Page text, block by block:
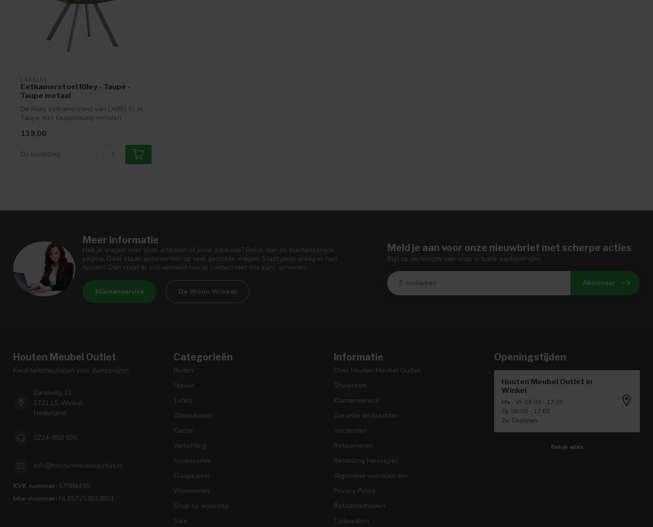
LABEL51
Eetkamerstoel Riley - Taupe -
Taupe metaal
De Riley eetkamerstoel van LABEL51 in
Taupe met taupekleurig metalen
139,00
Op bestelling
Meer informatie
Heb je vragen over onze artikelen of jouw aankoop? Bekijk dan de klantenservice
pagina. Daar staan antwoorden op veel gestelde vragen. Staat jouw vraag er niet
tussen? Dan staat er ook vermeld hoe je contact met ons kunt opnemen.
Klantenservice De Woon Winkel
Meld je aan voor onze nieuwbrief met scherpe acties
Blijf op de hoogte van onze actuele aanbiedingen
Abonneer
Houten Meubel Outlet
Kwaliteitsmeubelen voor dumpprijzen
Zandwilg 21
1731 LS Winkel
Nederland
0224-850 926
info@houtenmeubeloutlet.nl
KVK nummer: 67984495
btw-nummer: NL857253633B01
Categorieën
Buiten
Nieuw!
Tafels
Zitmeubelen
Kasten
Verlichting
Accessoires
Slaapkamer
Woonseries
Shop op woonstijl
Sale
Informatie
Over Houten Meubel Outlet
Showroom
Klantenservice
Garantie en klachten
Verzenden
Retourneren
Bestelling herroepen
Algemene voorwaarden
Privacy Policy
Betaalmethoden
Cadeaubon
Openingstijden
Houten Meubel Outlet in
Winkel
Ma - Vr: 09:00 - 17:30
Za: 09:00 - 17:00
Zo: Gesloten
Bekijk alles